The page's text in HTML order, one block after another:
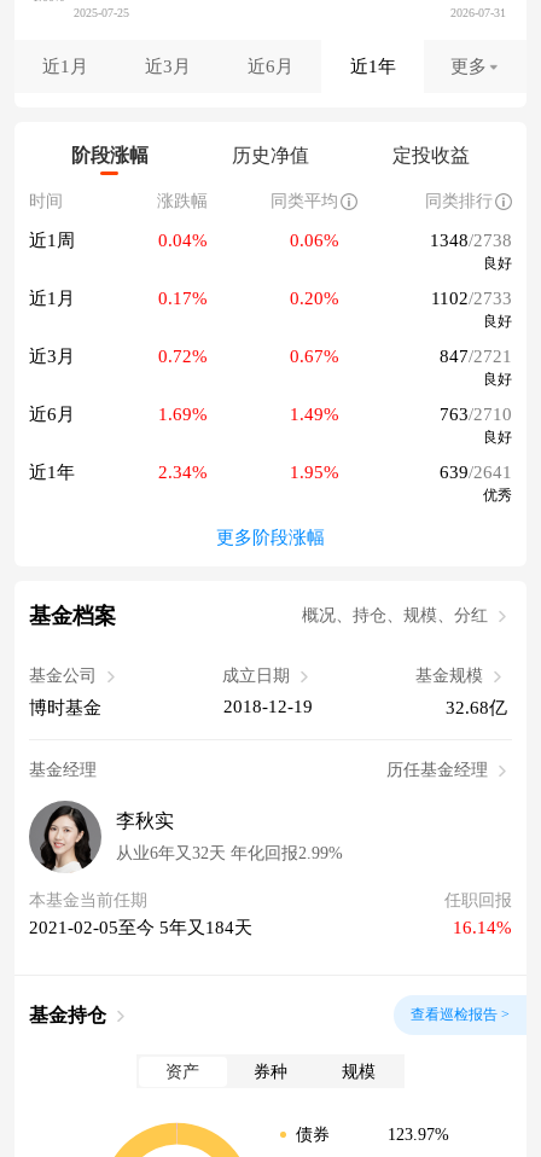
近1月 近3月 近6月 近1年 更多
阶段涨幅 历史净值 定投收益
时间 涨跌幅 同类平均 同类排行
近1周 0.04% 0.06% 1348/2738
良好
近1月 0.17% 0.20% 1102/2733
良好
近3月 0.72% 0.67% 847/2721
良好
近6月 1.69% 1.49% 763/2710
良好
近1年 2.34% 1.95% 639/2641
优秀
更多阶段涨幅
基金档案 概况、持仓、规模、分红
基金公司
博时基金
成立日期
2018-12-19
基金规模
32.68亿
基金经理 历任基金经理
李秋实
从业6年又32天 年化回报2.99%
本基金当前任期
2021-02-05至今 5年又184天
任职回报
16.14%
基金持仓 查看巡检报告 >
资产 券种 规模
债券
123.97%